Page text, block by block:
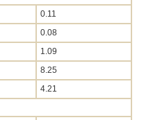
0.11
0.08
1.09
8.25
4.21